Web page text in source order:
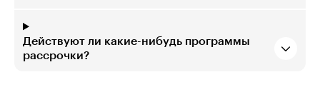
Действуют ли какие-нибудь программы
рассрочки?